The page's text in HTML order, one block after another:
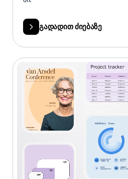
გადადით ძიებაზე